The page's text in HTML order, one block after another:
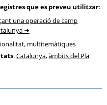
que es preveu utilitzar:
una operació de camp
multitemàtiques
:Catalunya,àmbits del Pla